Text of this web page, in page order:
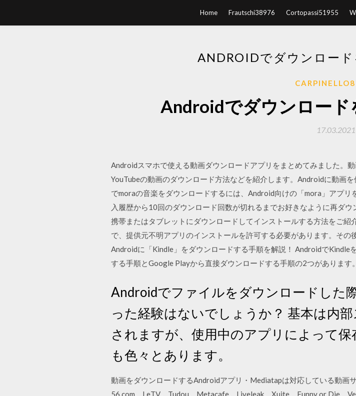
Home Frautschi38976 Cortopassi51955
ANDROIDでダウンロー
Androidでダウンロード
17.03.2021
Androidスマホで使える動画ダウンロードアプリをまとめてみました。
YouTubeの動画のダウンロード方法などを紹介します。Androidに動画
でmoraの音楽をダウンロードするには、Android向けの「mora」アプ
入履歴から10回のダウンロード回数が切れるまでお好きなように再ダ
携帯またはタブレットにダウンロードしてインストールする方法をご
で、提供元不明アプリのインストールを許可する必要があります。そ
Androidに「Kindle」をダウンロードする手順を解説！ AndroidでKindle
する手順とGoogle Playから直接ダウンロードする手順の2つがあります。
Androidでファイルをダウンロードした
った経験はないでしょうか？ 基本は内
されますが、使用中のアプリによって
も色々とあります。
動画をダウンロードするAndroidアプリ・Mediatapは対応している動画
56.com、LeTV、Tudou、Metacafe、Liveleak、Xuite、Funny or Die、